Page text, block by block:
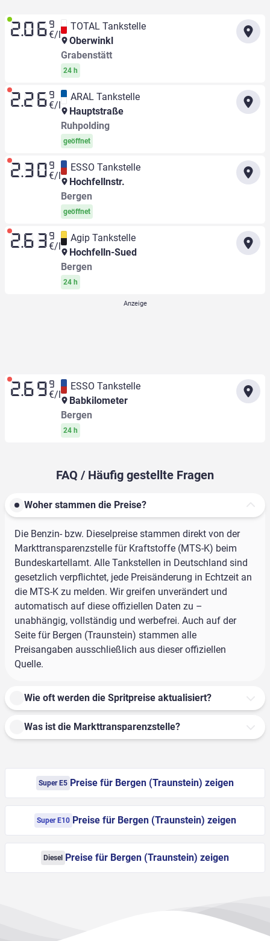
2.06 9
€/l
TOTAL Tankstelle
Oberwinkl
Grabenstätt
24 h
2.26 9
€/l
ARAL Tankstelle
Hauptstraße
Ruhpolding
geöffnet
2.30 9
€/l
ESSO Tankstelle
Hochfellnstr.
Bergen
geöffnet
2.63 9
€/l
Agip Tankstelle
Hochfelln-Sued
Bergen
24 h
2.69 9
€/l
ESSO Tankstelle
Babkilometer
Bergen
24 h
FAQ / Häufig gestellte Fragen
Woher stammen die Preise?
Die Benzin- bzw. Dieselpreise stammen direkt von der
Markttransparenzstelle für Kraftstoffe (MTS-K) beim
Bundeskartellamt. Alle Tankstellen in Deutschland sind
gesetzlich verpflichtet, jede Preisänderung in Echtzeit an
die MTS-K zu melden. Wir greifen unverändert und
automatisch auf diese offiziellen Daten zu –
unabhängig, vollständig und werbefrei. Auch auf der
Seite für Bergen (Traunstein) stammen alle
Preisangaben ausschließlich aus dieser offiziellen
Quelle.
Wie oft werden die Spritpreise aktualisiert?
Was ist die Markttransparenzstelle?
Super E5 Preise für Bergen (Traunstein) zeigen
Super E10 Preise für Bergen (Traunstein) zeigen
Diesel Preise für Bergen (Traunstein) zeigen